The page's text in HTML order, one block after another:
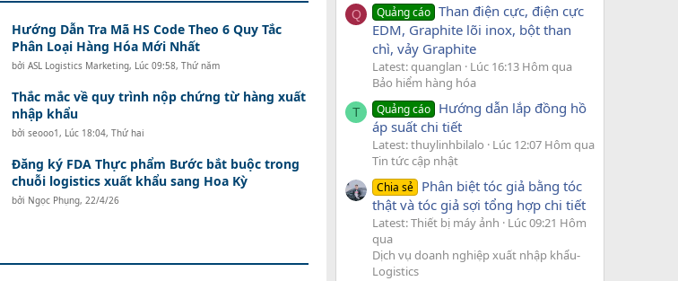
Hướng Dẫn Tra Mã HS Code Theo 6 Quy Tắc
Phân Loại Hàng Hóa Mới Nhất
bởi ASL Logistics Marketing, Lúc 09:58, Thứ năm
Thắc mắc về quy trình nộp chứng từ hàng xuất
nhập khẩu
bởi seooo1 , Lúc 18:04, Thứ hai
Đăng ký FDA Thực phẩm Bước bắt buộc trong
chuỗi logistics xuất khẩu sang Hoa Kỳ
bởi Ngọc Phụng, 22/4/26
Q Quảng cáo Than điện cực, điện cực
EDM, Graphite lõi inox, bột than
chì, vảy Graphite
Latest: quanglan
Lúc 16:13 Hôm qua
Bảo hiểm hàng hóa
T Quảng cáo Hướng dẫn lắp đồng hồ
áp suất chi tiết
Latest: thuylinhbilalo
Lúc 12:07 Hôm qua
Tin tức cập nhật
Chia sẻ Phân biệt tóc giả bằng tóc
thật và tóc giả sợi tổng hợp chi tiết
Latest: Thiết bị máy ảnh
Lúc 09:21 Hôm
qua
Dịch vụ doanh nghiệp xuất nhập khẩu-
Logistics